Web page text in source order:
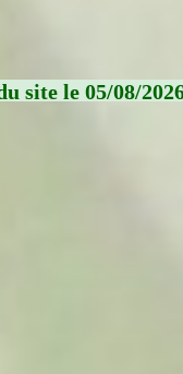
site le 05/08/